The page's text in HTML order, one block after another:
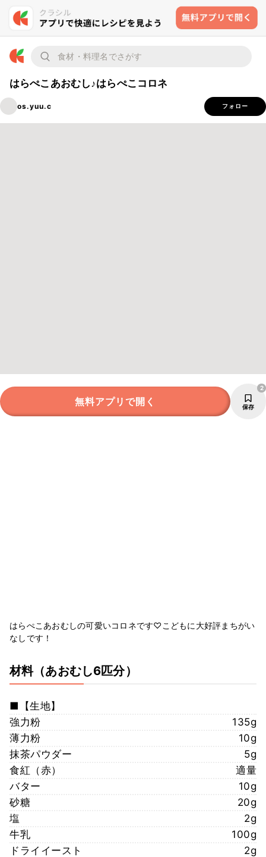
はらぺこあおむし♪はらぺこコロネ
os.yuu.c フォロー
無料アプリで開く 保存
2
はらぺこあおむしの可愛いコロネです♡こどもに大好評まちがい
なしです！
材料（あおむし6匹分）
■【生地】
強力粉
135g
薄力粉
10g
抹茶パウダー
5g
食紅（赤）
適量
バター
10g
砂糖
20g
塩
2g
牛乳
100g
ドライイースト
2g